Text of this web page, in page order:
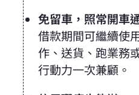
免留車，照常開車
借款期間可繼續使
作、送貨、跑業務
行動力一次兼顧。